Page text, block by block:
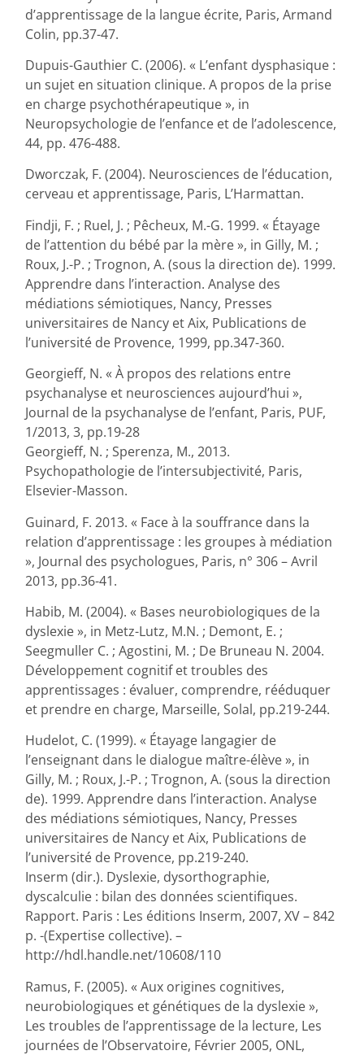
d’apprentissage de la langue écrite, Paris, Armand
Colin, pp.37-47.
Dupuis-Gauthier C. (2006). « L’enfant dysphasique :
un sujet en situation clinique. A propos de la prise
en charge psychothérapeutique », in
Neuropsychologie de l’enfance et de l’adolescence,
44, pp. 476-488.
Dworczak, F. (2004). Neurosciences de l’éducation,
cerveau et apprentissage, Paris, L’Harmattan.
Findji, F. ; Ruel, J. ; Pêcheux, M.-G. 1999. « Étayage
de l’attention du bébé par la mère », in Gilly, M. ;
Roux, J.-P. ; Trognon, A. (sous la direction de). 1999.
Apprendre dans l’interaction. Analyse des
médiations sémiotiques, Nancy, Presses
universitaires de Nancy et Aix, Publications de
l’université de Provence, 1999, pp.347-360.
Georgieff, N. « À propos des relations entre
psychanalyse et neurosciences aujourd’hui »,
Journal de la psychanalyse de l’enfant, Paris, PUF,
1/2013, 3, pp.19-28
Georgieff, N. ; Sperenza, M., 2013.
Psychopathologie de l’intersubjectivité, Paris,
Elsevier-Masson.
Guinard, F. 2013. « Face à la souffrance dans la
relation d’apprentissage : les groupes à médiation
», Journal des psychologues, Paris, n° 306 – Avril
2013, pp.36-41.
Habib, M. (2004). « Bases neurobiologiques de la
dyslexie », in Metz-Lutz, M.N. ; Demont, E. ;
Seegmuller C. ; Agostini, M. ; De Bruneau N. 2004.
Développement cognitif et troubles des
apprentissages : évaluer, comprendre, rééduquer
et prendre en charge, Marseille, Solal, pp.219-244.
Hudelot, C. (1999). « Étayage langagier de
l’enseignant dans le dialogue maître-élève », in
Gilly, M. ; Roux, J.-P. ; Trognon, A. (sous la direction
de). 1999. Apprendre dans l’interaction. Analyse
des médiations sémiotiques, Nancy, Presses
universitaires de Nancy et Aix, Publications de
l’université de Provence, pp.219-240.
Inserm (dir.). Dyslexie, dysorthographie,
dyscalculie : bilan des données scientifiques.
Rapport. Paris : Les éditions Inserm, 2007, XV – 842
p. -(Expertise collective). –
http://hdl.handle.net/10608/110
Ramus, F. (2005). « Aux origines cognitives,
neurobiologiques et génétiques de la dyslexie »,
Les troubles de l’apprentissage de la lecture, Les
journées de l’Observatoire, Février 2005, ONL,